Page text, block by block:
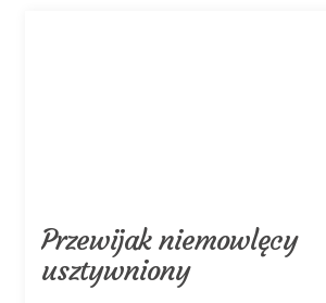
Przewijak niemowlęcy
usztywniony